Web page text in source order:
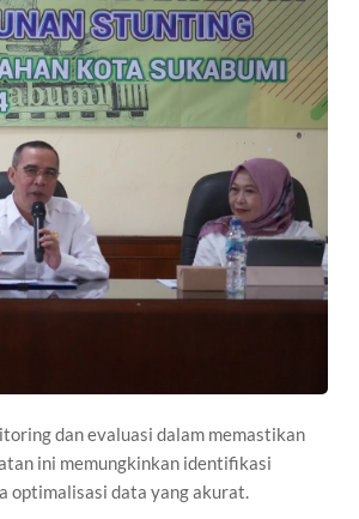
dan evaluasi dalam memastikan
ini memungkinkan identifikasi
optimalisasi data yang akurat.